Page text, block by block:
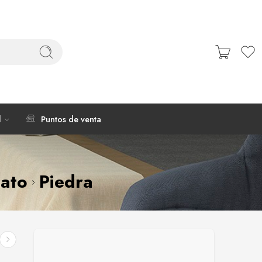
Puntos de venta
Piedra